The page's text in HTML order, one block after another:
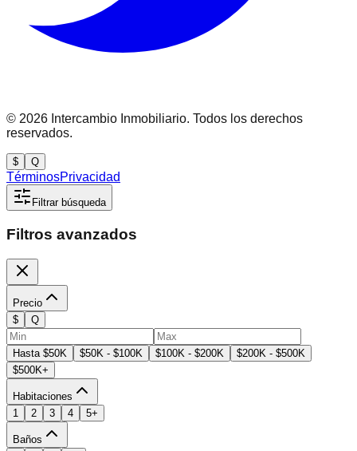
© 2026 Intercambio Inmobiliario. Todos los derechos
reservados.
$ Q
TérminosPrivacidad
Filtrar búsqueda
Filtros avanzados
Precio
$
Q
Hasta $50K $50K - $100K $100K - $200K
$200K - $500K
$500K+
Habitaciones
1
2 3 4 5+
Baños